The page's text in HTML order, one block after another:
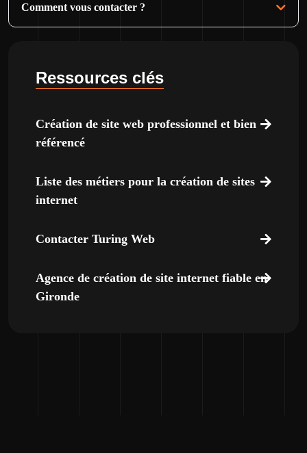
Comment vous contacter ?
Ressources clés
Création de site web professionnel et bien
référencé
Liste des métiers pour la création de sites
internet
Contacter Turing Web
Agence de création de site internet fiable en
Gironde